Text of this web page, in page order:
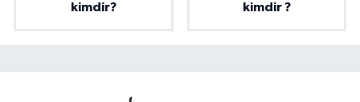
kimdir?
kimdir ?